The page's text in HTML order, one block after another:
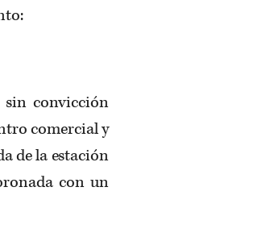
convicción
comercial y
de la estación
con un